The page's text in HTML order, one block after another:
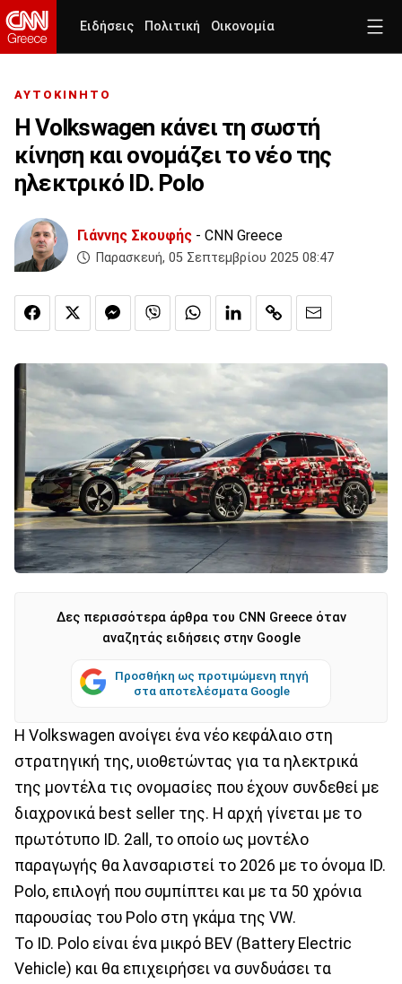
Ειδήσεις Πολιτική Οικονομία
ΑΥΤΟΚΙΝΗΤΟ
Η Volkswagen κάνει τη σωστή
κίνηση και ονομάζει το νέο της
ηλεκτρικό ID. Polo
Γιάννης Σκουφής - CNN Greece
Παρασκευή, 05 Σεπτεμβρίου 2025 08:47
Δες περισσότερα άρθρα του CNN Greece όταν
αναζητάς ειδήσεις στην Google
Προσθήκη ως προτιμώμενη πηγή
στα αποτελέσματα Google
Η Volkswagen ανοίγει ένα νέο κεφάλαιο στη
στρατηγική της, υιοθετώντας για τα ηλεκτρικά
της μοντέλα τις ονομασίες που έχουν συνδεθεί με
διαχρονικά best seller της. Η αρχή γίνεται με το
πρωτότυπο ID. 2all, το οποίο ως μοντέλο
παραγωγής θα λανσαριστεί το 2026 με το όνομα ID.
Polo, επιλογή που συμπίπτει και με τα 50 χρόνια
παρουσίας του Polo στη γκάμα της VW.
Το ID. Polo είναι ένα μικρό BEV (Battery Electric
Vehicle) και θα επιχειρήσει να συνδυάσει τα